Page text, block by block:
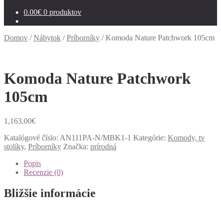
0.00€ 0 produktov
Domov /Nábytok /Príborníky /Komoda Nature Patchwork 105cm
Komoda Nature Patchwork
105cm
1,163.00€
Katalógové číslo: AN111PA-N/MBK1-1 Kategórie: Komody, tv
stolíky, Príborníky Značka: prírodná
Popis
Recenzie (0)
Bližšie informácie